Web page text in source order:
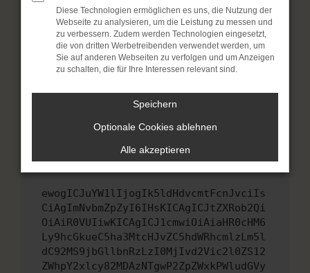
Veraltete Software birgt nicht nur ein
Sicherheitsrisiko, sondern kann auch dazu
führen, dass bestimmte Funktionen nicht mehr
unterstützt werden.
Wenn du alle oben genannten Schritte versucht
versuchen, das Problem zu beheben. Du kannst
uns diesen Text schicken, um uns bei der
Fehlersuche zu unterstützen:
ewogICJuYW1lIjogIk5ldHdvcmtFcnJvciIs
CiAgImNvbmZpZyI6IHsKICAgICJtZXRob2Qi
OiAiR0VUIiwKICAgICJ1cmwiOiAiaHR0cHM6
Ly9hcGkueC5ha3MtcHJvZC5hdWRhcmlzLm5l
dC92MS9jbGllbnRzLzI0MjIvd2Vic2l0ZS12
ZWhpY2xlcy82MDAzNTgwP2ZpZWxkPWludGVy
Diese Technologien ermöglichen es uns, die Nutzung der
Webseite zu analysieren, um die Leistung zu messen und
zu verbessern. Zudem werden Technologien eingesetzt,
die von dritten Werbetreibenden verwendet werden, um
Sie auf anderen Webseiten zu verfolgen und um Anzeigen
zu schalten, die für Ihre Interessen relevant sind.
Speichern
Optionale Cookies ablehnen
Alle akzeptieren